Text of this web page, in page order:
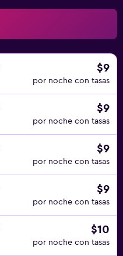
$9
por noche con tasas
$9
por noche con tasas
$9
por noche con tasas
$9
por noche con tasas
$10
por noche con tasas